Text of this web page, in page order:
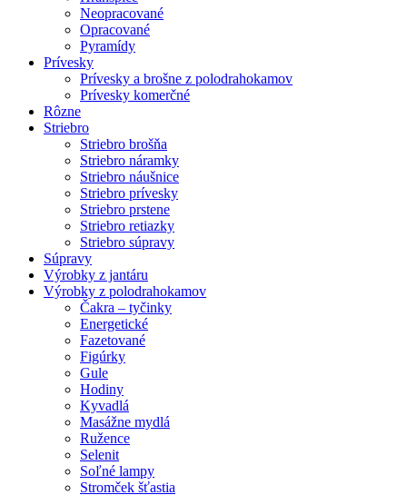
Neopracované
Opracované
Pyramídy
Prívesky
Prívesky a brošne z polodrahokamov
Prívesky komerčné
Rôzne
Striebro
Striebro brošňa
Striebro náramky
Striebro náušnice
Striebro prívesky
Striebro prstene
Striebro retiazky
Striebro súpravy
Súpravy
Výrobky z jantáru
Výrobky z polodrahokamov
Čakra – tyčinky
Energetické
Fazetované
Figúrky
Gule
Hodiny
Kyvadlá
Masážne mydlá
Ružence
Selenit
Soľné lampy
Stromček šťastia